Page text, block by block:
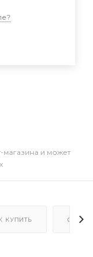
магазина и может
КУПИТЬ